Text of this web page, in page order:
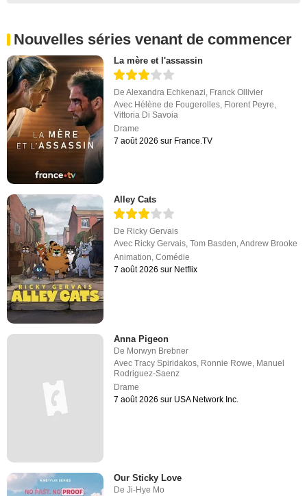
Nouvelles séries venant de commencer
La mère et l'assassin
DeAlexandra Echkenazi, Franck Ollivier
Avec Hélène de Fougerolles, Florent Peyre,
Vittoria Di Savoia
Drame
7 août 2026 sur France.TV
Alley Cats
De Ricky Gervais
Avec Ricky Gervais,Tom Basden,Andrew Brooke
Animation,Comédie
7 août 2026 sur Netflix
Anna Pigeon
De Morwyn Brebner
AvecTracy Spiridakos Ronnie Rowe Manuel
Rodriguez-Saenz
Drame
7 août 2026 sur USA Network Inc.
Our Sticky Love
DeJi-Hye Mo